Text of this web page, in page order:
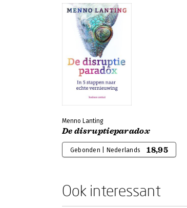
Menno Lanting
De disruptieparadox
Gebonden | Nederlands 18,95
Ook interessant